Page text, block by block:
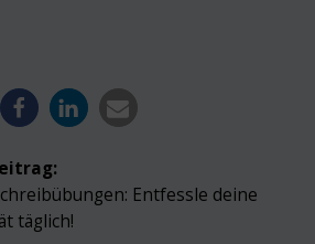
Entfessle deine
täglich!